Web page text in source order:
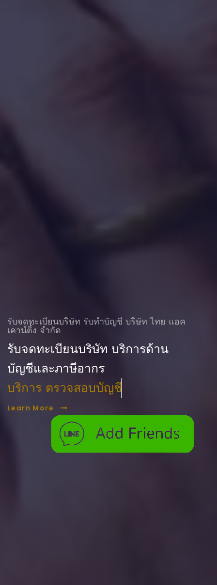
รับจดทะเบียนบริษัท รับทําบัญชี บริษัท ไทย แอค
เคาน์ติ้ง จำกัด
รับจดทะเบียนบริษัท บริการด้าน
บัญชีและภาษีอากร
บริการ ตรวจสอบบัญชี
Learn More